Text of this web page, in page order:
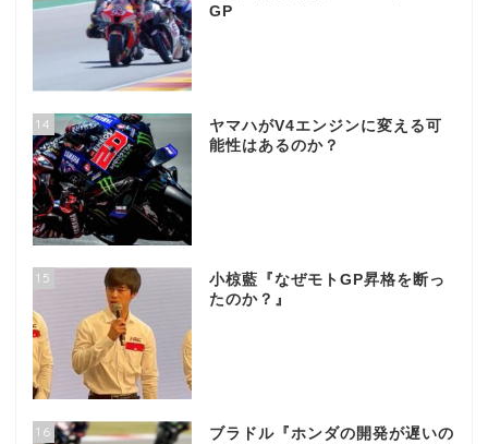
GP
14
ヤマハがV4エンジンに変える可
能性はあるのか？
15
小椋藍『なぜモトGP昇格を断っ
たのか？』
16
ブラドル『ホンダの開発が遅いの